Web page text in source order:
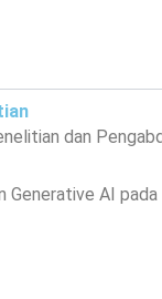
dan
Generative AI